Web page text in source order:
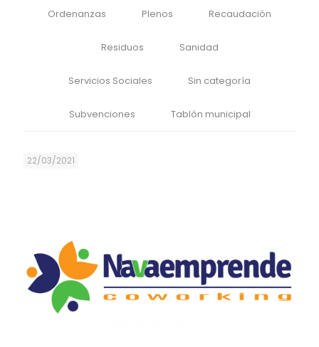
Ordenanzas Plenos Recaudación
Residuos Sanidad
Servicios Sociales Sin categoría
Subvenciones Tablón municipal
22/03/2021